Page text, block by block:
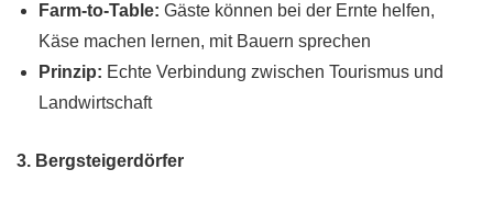
Farm-to-Table: Gäste können bei der Ernte helfen,
Käse machen lernen, mit Bauern sprechen
Prinzip: Echte Verbindung zwischen Tourismus und
Landwirtschaft
3. Bergsteigerdörfer